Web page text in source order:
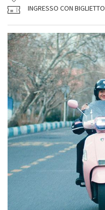
INGRESSO CON BIGLIETTO